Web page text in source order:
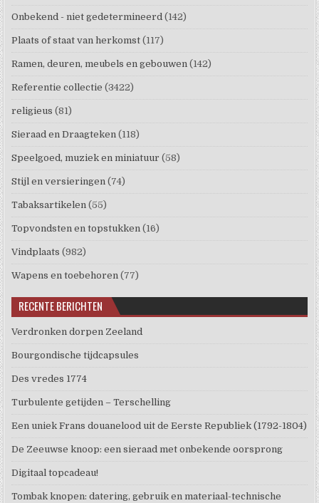
Onbekend - niet gedetermineerd (142)
Plaats of staat van herkomst (117)
Ramen, deuren, meubels en gebouwen (142)
Referentie collectie (3422)
religieus (81)
Sieraad en Draagteken (118)
Speelgoed, muziek en miniatuur (58)
Stijl en versieringen (74)
Tabaksartikelen (55)
Topvondsten en topstukken (16)
Vindplaats (982)
Wapens en toebehoren (77)
RECENTE BERICHTEN
Verdronken dorpen Zeeland
Bourgondische tijdcapsules
Des vredes 1774
Turbulente getijden – Terschelling
Een uniek Frans douanelood uit de Eerste Republiek (1792-1804)
De Zeeuwse knoop: een sieraad met onbekende oorsprong
Digitaal topcadeau!
Tombak knopen: datering, gebruik en materiaal-technische